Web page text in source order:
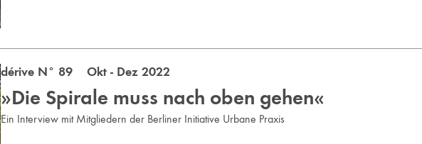
dérive N° 89 Okt - Dez 2022
»Die Spirale muss nach oben gehen«
Ein Interview mit Mitgliedern der Berliner Initiative Urbane Praxis